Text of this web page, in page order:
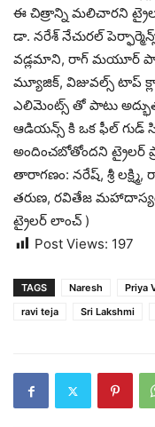
ఈ చిత్రాన్ని మలిచారని
డా. నరేశ్‌ నేచురల్
వడ్లమాని, రాగ్‌ మయూర్‌
మ్యూజిక్, విజువల్స్ టాప్
ఎలిమెంట్స్ తో పాటు
ఆడియన్స్ కి ఒక ఫీల్
అందించబోతోందని ట్రైలర్
తారాగణం: నరేష్, శ్రీ
తరుణ, రవితేజ
ట్రైలర్ లాంచ్ )
Post Views: 197
TAGS Naresh Priya
ravi teja
Sri Lakshmi